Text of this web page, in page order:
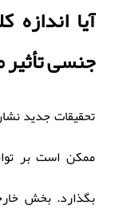
آیا
جنسی
تحقیقات جدید
ممکن است بر
بگذارد. ️بخش